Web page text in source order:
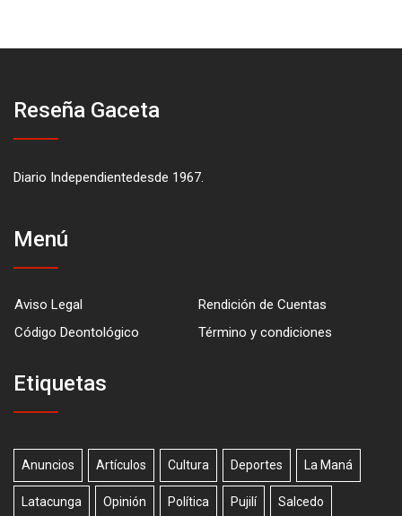
Reseña Gaceta
Diario Independientedesde 1967.
Menú
Aviso Legal
Rendición de Cuentas
Código Deontológico
Término y condiciones
Etiquetas
Anuncios Artículos Cultura Deportes La Maná
Latacunga Opinión Política Pujilí Salcedo